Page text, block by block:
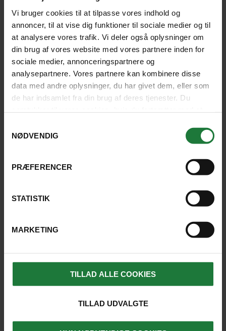
Vi bruger cookies til at tilpasse vores indhold og
annoncer, til at vise dig funktioner til sociale medier og til
at analysere vores trafik. Vi deler også oplysninger om
din brug af vores website med vores partnere inden for
sociale medier, annonceringspartnere og
analysepartnere. Vores partnere kan kombinere disse
data med andre oplysninger, du har givet dem, eller som
de har indsamlet fra din brug af deres tjenester. Du
NØDVENDIG
PRÆFERENCER
STATISTIK
MARKETING
TILLAD ALLE COOKIES
TILLAD UDVALGTE
Togturen til Hsipaw, den tilkøbte
ballontur i Bagan og sejlturene på
Inlesøen var fantastiske oplevelser.
FLEMMING, ISHØJ
LÆS HVAD ANDRE GÆSTER SIGER
HOTELLER I KENGTUNG
Prøv at ændre dine søgekriterier.